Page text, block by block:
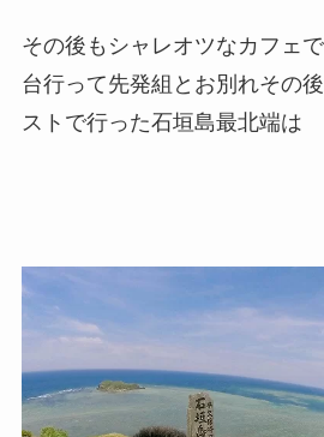
その後もシャレオツなカフェ
台行って先発組とお別れその
ストで行った石垣島最北端は